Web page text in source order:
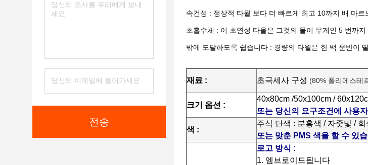
전송
속건성 : 정상적 타월 보다 더 빠르게 최고 10까지 배 마
초흡수체 : 이 초연성 타올은 그것의 물이 무게인 5 번까지
밖에 도달하도록 쉽습니다 : 경량의 타월은 한 백 운반이
재료 : 초극세사 구성 (80% 폴리에스테
크기 옵션 :
40x80cm /50x100cm /
또는 당신의 요구조건에 사용
색 :
주식 단색 : 분홍색 / 자줏빛 /
또는 맞춘 PMS 색을 할 수 있
로고 방식 :
1. 엠브로이드됩니다